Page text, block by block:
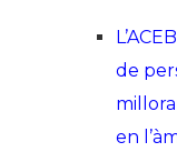
de
en